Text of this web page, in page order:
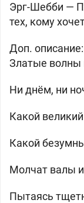
Эрг-Шебби —
тех, кому
Доп. описание:
Златые волны
Ни днём, ни
Какой
Какой
Молчат валы
Пытаясь